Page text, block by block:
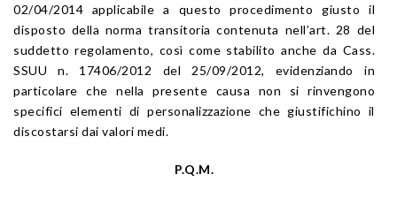
02/04/2014 applicabile a questo procedimento giusto il
disposto della norma transitoria contenuta nell’art. 28 del
suddetto regolamento, così come stabilito anche da Cass.
SSUU n. 17406/2012 del 25/09/2012, evidenziando in
particolare che nella presente causa non si rinvengono
specifici elementi di personalizzazione che giustifichino il
discostarsi dai valori medi.
P.Q.M.